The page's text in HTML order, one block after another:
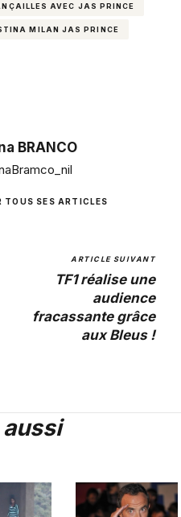
AVEC JAS PRINCE
MILAN JAS PRINCE
BRANCO
TOUS SES ARTICLES
ARTICLE SUIVANT
TF1 réalise une
audience
fracassante grâce
aux Bleus !